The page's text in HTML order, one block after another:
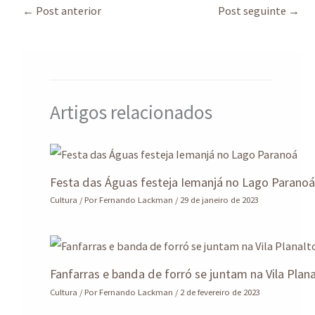
sA
e
← Post anterior Post seguinte →
Artigos relacionados
Festa das Águas festeja Iemanjá no Lago Paranoá
Cultura / PorFernando Lackman /29 de janeiro de 2023
Fanfarras e banda de forró se juntam na Vila
Cultura / PorFernando Lackman /2 de fevereiro de 2023